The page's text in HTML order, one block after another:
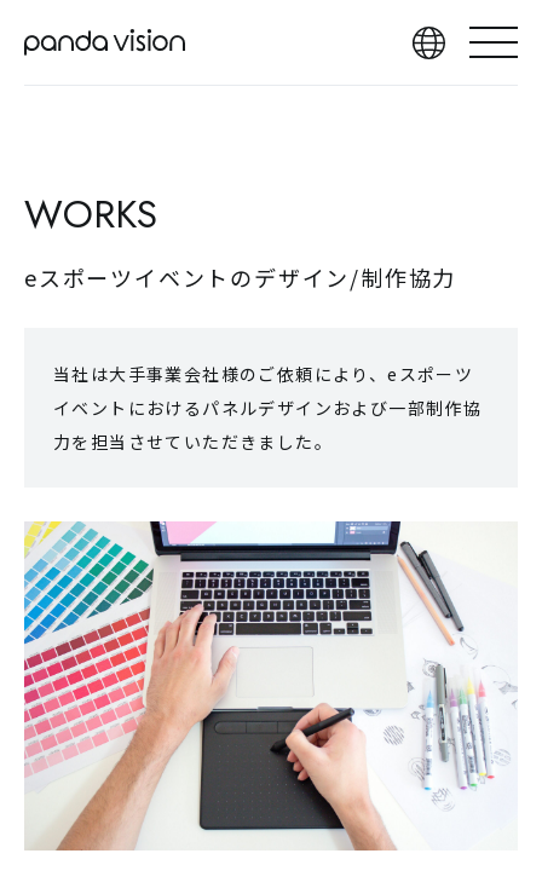
WORKS
eスポーツイベントのデザイン/制作協力
当社は大手事業会社様のご依頼により、eスポーツ
イベントにおけるパネルデザインおよび一部制作協
力を担当させていただきました。